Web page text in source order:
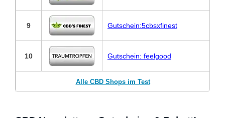
9 Gutschein:5cbsxfinest
10 Gutschein: feelgood
Alle CBD Shops im Test